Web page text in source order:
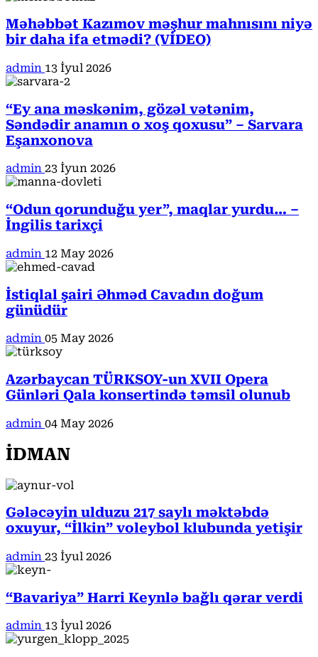
Məhəbbət Kazımov məşhur mahnısını niyə
bir daha ifa etmədi? (VİDEO)
admin 13 İyul 2026
“Ey ana məskənim, gözəl vətənim,
Səndədir anamın o xoş qoxusu” – Sarvara
Eşanxonova
admin 23 İyun 2026
“Odun qorunduğu yer”, maqlar yurdu… –
İngilis tarixçi
admin 12 May 2026
İstiqlal şairi Əhməd Cavadın doğum
günüdür
admin 05 May 2026
Azərbaycan TÜRKSOY-un XVII Opera
Günləri Qala konsertində təmsil olunub
admin 04 May 2026
İDMAN
Gələcəyin ulduzu 217 saylı məktəbdə
oxuyur, “İlkin” voleybol klubunda yetişir
admin 23 İyul 2026
“Bavariya” Harri Keynlə bağlı qərar verdi
admin 13 İyul 2026